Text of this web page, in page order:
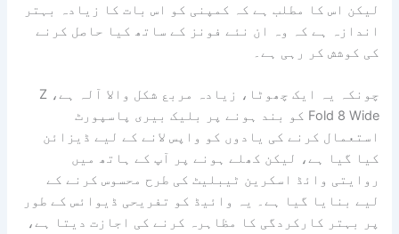
لیکن اس کا مطلب ہے کہ کمپنی کو اس بات کا زیادہ بہتر
اندازہ ہے کہ وہ ان نئے فونز کے ساتھ کیا حاصل کرنے
کی کوشش کر رہی ہے۔
چونکہ یہ ایک چھوٹا، زیادہ مربع شکل والا آلہ ہے، Z
Fold 8 Wide کو بند ہونے پر بلیک بیری پاسپورٹ
استعمال کرنے کی یادوں کو واپس لانے کے لیے ڈیزائن
کیا گیا ہے، لیکن کھلے ہونے پر آپ کے ہاتھ میں
روایتی وائڈ اسکرین ٹیبلیٹ کی طرح محسوس کرنے کے
لیے بنایا گیا ہے۔ یہ وائیڈ کو تفریحی ڈیوائس کے طور
پر بہتر کارکردگی کا مظاہرہ کرنے کی اجازت دیتا ہے،